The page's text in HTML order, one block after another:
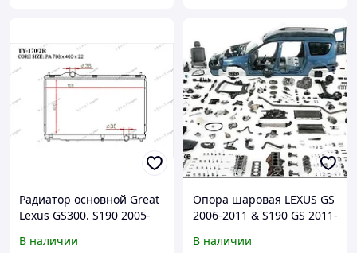
Радиатор основной Great
Lexus GS300. S190 2005-
В наличии
Опора шаровая LEXUS GS
2006-2011 & S190 GS 2011-
В наличии